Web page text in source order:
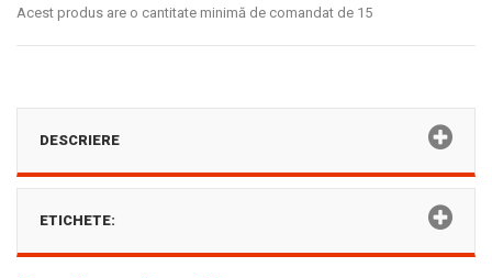
Acest produs are o cantitate minimă de comandat de 15
DESCRIERE
ETICHETE: